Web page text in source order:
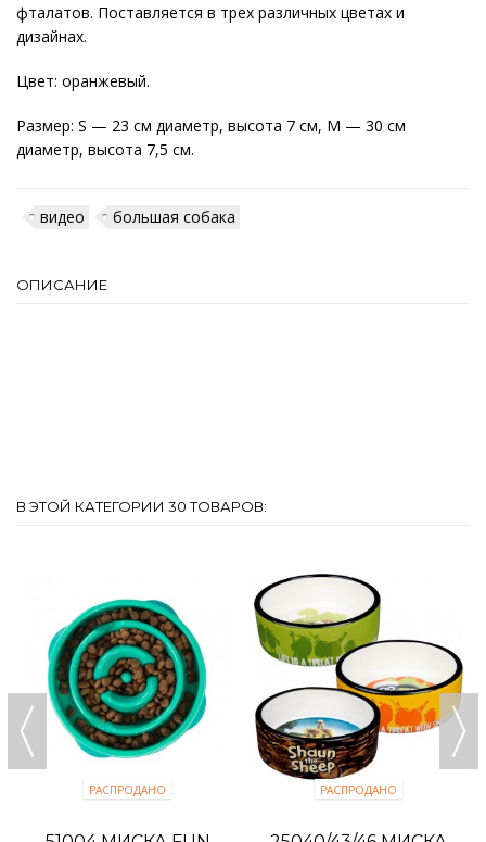
фталатов. Поставляется в трех различных цветах и
дизайнах.
Цвет: оранжевый.
Размер: S — 23 см диаметр, высота 7 см, M — 30 см
диаметр, высота 7,5 см.
видео большая собака
ОПИСАНИЕ
В ЭТОЙ КАТЕГОРИИ 30 ТОВАРОВ:
РАСПРОДАНО РАСПРОДАНО